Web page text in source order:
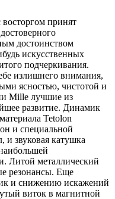
восторгом принят
достоинством
искусственных
подчеркивания.
излишнего внимания,
ясностью, чистотой и
Mille лучшие из
развитие. Динамик
Tetolon
и специальной
звуковая катушка
Литой металлический
резонансы. Еще
и снижению искажений
виток в магнитной